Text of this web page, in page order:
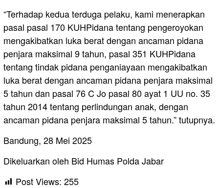
“Terhadap kedua terduga pelaku, kami menerapkan
pasal pasal 170 KUHPidana tentang pengeroyokan
mengakibatkan luka berat dengan ancaman pidana
penjara maksimal 9 tahun, pasal 351 KUHPidana
tentang tindak pidana penganiayaan mengakibatkan
luka berat dengan ancaman pidana penjara maksimal
5 tahun dan pasal 76 C Jo pasal 80 ayat 1 UU no. 35
tahun 2014 tentang perlindungan anak, dengan
ancaman pidana penjara maksimal 5 tahun.” tutupnya.
Bandung, 28 Mei 2025
Dikeluarkan oleh Bid Humas Polda Jabar
Post Views: 255